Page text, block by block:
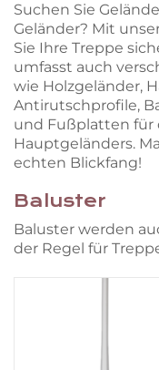
Suchen Sie
Geländer? Mit
Sie Ihre Treppe
umfasst auch
wie Holzgeländer,
Antirutschprofile,
und Fußplatten für
Hauptgeländers.
echten Blickfang!
Baluster
Baluster werden
der Regel für